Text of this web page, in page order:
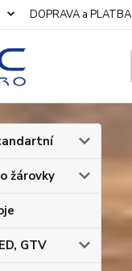
DOPRAVA a PLATBA
žárovky
GTV